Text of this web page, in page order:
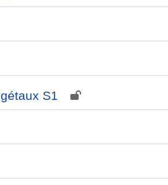
S1